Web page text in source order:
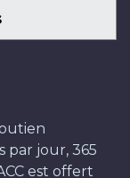
par jour, 365
est offert